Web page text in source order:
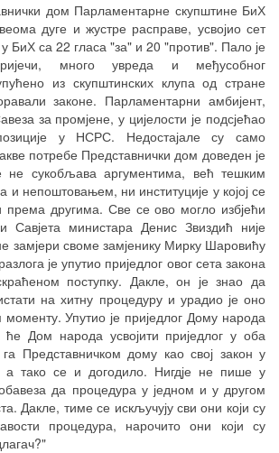
дом Парламентарне скупштине БиХ
веома дуге и жустре расправе, усвојио сет
БиХ са 22 гласа "за" и 20 "против". Пало је
много увреда и међусобног
из скупштинских клупа од стране
законе. Парламентарни амбијент,
за промјене, у цијелости је подсјећао
у НСРС. Недостајале су само
потребе Представнички дом доведен је
не сукобљава аргументима, већ тешким
и непоштовањем, ни институције у којој се
према другима. Све се ово могло избјећи
Савјета министара Денис Звиздић није
замјери своме замјенику Мирку Шаровићу
је упутио приједлог овог сета закона
поступку. Дакле, он је знао да
на хитну процедуру и урадио је оно
Упутио је приједлог Дому народа
ће Дом народа усвојити приједлог у оба
Представничком дому као свој закон у
а тако се и догодило. Нигдје не пише у
да процедура у једном и у другом
Дакле, тиме се искључују сви они који су
процедура, нарочито они који су